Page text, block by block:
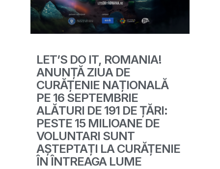
LET’S DO IT, ROMANIA!
ANUNȚĂ ZIUA DE
CURĂȚENIE NAȚIONALĂ
PE 16 SEPTEMBRIE
ALĂTURI DE 191 DE ȚĂRI:
PESTE 15 MILIOANE DE
VOLUNTARI SUNT
AȘTEPTAȚI LA CURĂȚENIE
ÎN ÎNTREAGA LUME